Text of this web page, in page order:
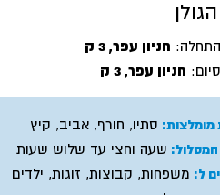
חניון עפר, 3 ק
חניון עפר, 3 ק
מומלצות: סתיו, חורף, אביב, קיץ
שעה וחצי עד שלוש שעות
ל: משפחות, קבוצות, זוגות, ילדים